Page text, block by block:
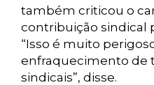
também criticou o
contribuição sindical
“Isso é muito
enfraquecimento de
sindicais”, disse.